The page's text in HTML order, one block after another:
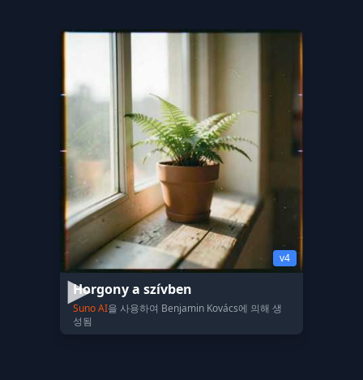
v4
Horgony a szívben
Suno AI을 사용하여 Benjamin Kovács에 의해 생
성됨